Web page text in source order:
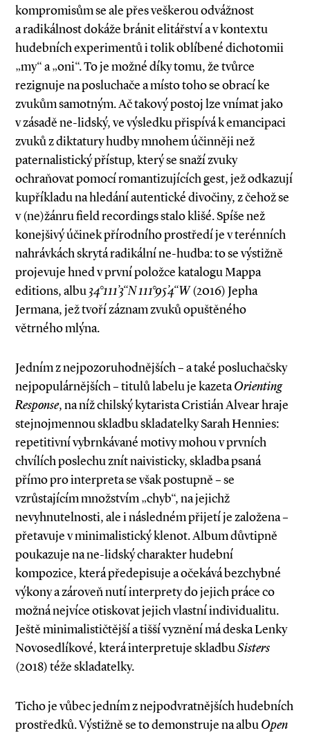
kompromisům se ale přes veškerou odvážnost
a radikálnost dokáže bránit elitářství a v kontextu
hudebních experimentů i tolik oblíbené dichotomii
„my“ a „oni“. To je možné díky tomu, že tvůrce
rezignuje na posluchače a místo toho se obrací ke
zvukům samotným. Ač takový postoj lze vnímat jako
v zásadě ne­-lidský, ve výsledku přispívá k emancipaci
zvuků z diktatury hudby mnohem účinněji než
paternalistický přístup, který se snaží zvuky
ochraňovat pomocí romantizujících gest, jež odkazují
kupříkladu na hledání autentické divočiny, z čehož se
v (ne)žánru field recordings stalo klišé. Spíše než
konejšivý účinek přírodního prostředí je v terénních
nahrávkách skrytá radikální ne­-hudba: to se výstižně
projevuje hned v první položce katalogu Mappa
editions, albu34°111’3“N 111°95’4“W(2016) Jepha
Jermana, jež tvoří záznam zvuků opuštěného
větrného mlýna.
Jedním z nejpozoruhodnějších – a také posluchačsky
nejpopulárnějších – titulů labelu je kazetaOrienting
Response, na níž chilský kytarista Cristián Alvear hraje
stejnojmennou skladbu skladatelky Sarah Hennies:
repetitivní vybrnkávané motivy mohou v prvních
chvílích poslechu znít naivisticky, skladba psaná
přímo pro interpreta se však postupně – se
vzrůstajícím množstvím „chyb“, na jejichž
nevyhnutelnosti, ale i následném přijetí je založena –
přetavuje v minimalistický klenot. Album důvtipně
poukazuje na ne­-lidský charakter hudební
kompozice, která předepisuje a očekává bezchybné
výkony a zároveň nutí interprety do jejich práce co
možná nejvíce otiskovat jejich vlastní individualitu.
Ještě minimalističtější a tišší vyznění má deska Lenky
Novosedlíkové, která interpretuje skladbuSisters
(2018) téže skladatelky.
Ticho je vůbec jedním z nejpodvratnějších hudebních
prostředků. Výstižně se to demonstruje na albuOpen